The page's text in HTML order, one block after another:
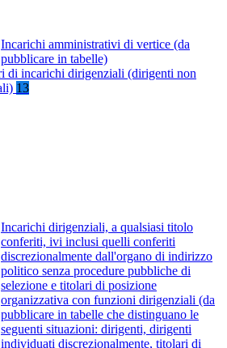
Incarichi amministrativi di vertice (da
pubblicare in tabelle)
di incarichi dirigenziali (dirigenti non
13
Incarichi dirigenziali, a qualsiasi titolo
conferiti, ivi inclusi quelli conferiti
discrezionalmente dall'organo di indirizzo
politico senza procedure pubbliche di
selezione e titolari di posizione
organizzativa con funzioni dirigenziali (da
pubblicare in tabelle che distinguano le
seguenti situazioni: dirigenti, dirigenti
individuati discrezionalmente, titolari di